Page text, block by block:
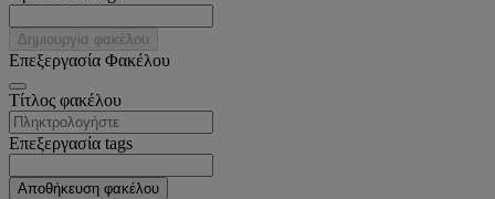
Δημιουργία φακέλου
Επεξεργασία Φακέλου
Tίτλος φακέλου
Επεξεργασία tags
Αποθήκευση φακέλου